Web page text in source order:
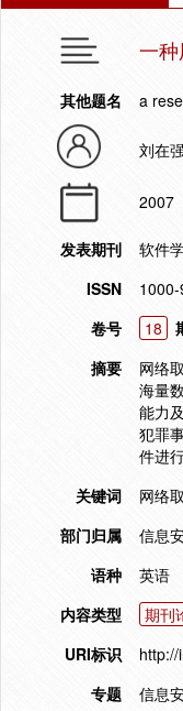
一
其他题名 a
刘在
2007
发表期刊
软件
ISSN
卷号
18
摘要
网络
海量
能力
犯罪
件进
关键词
网络
部门归属
信息
语种
英语
内容类型
期刊
URI标识
专题
信息